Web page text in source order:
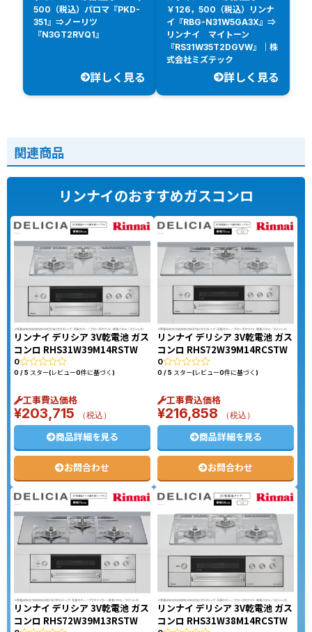
500（税込）パロマ『PKD-
351』⇒ノーリツ
『N3GT2RVQ1』
詳しく見る
￥126，500（税込）リンナ
イ『RBG-N31W5GA3X』⇒
リンナイ マイトーン
『RS31W35T2DGVW』｜株
式会社ミズテック
詳しく見る
関連商品
リンナイのおすすめガスコンロ
リンナイ デリシア 3V乾電池 ガス
コンロ RHS31W39M14RSTW
0
0 / 5 スター(レビュー0件に基づく)
工事費込価格
¥203,715 （税込）
商品詳細を見る
お問合わせ
リンナイ デリシア 3V乾電池 ガス
コンロ RHS72W39M14RCSTW
0
0 / 5 スター(レビュー0件に基づく)
工事費込価格
¥216,858 （税込）
商品詳細を見る
お問合わせ
リンナイ デリシア 3V乾電池 ガス
コンロ RHS72W39M13RSTW
リンナイ デリシア 3V乾電池 ガス
コンロ RHS31W38M14RCSTW